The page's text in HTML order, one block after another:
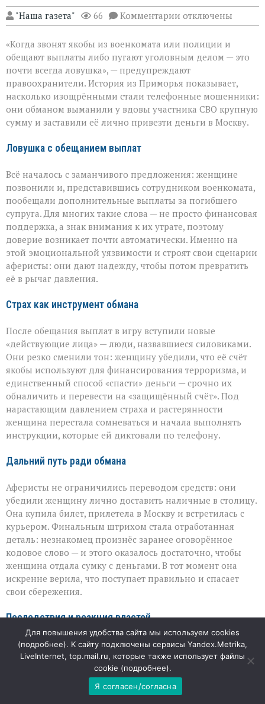
"Наша газета" 66 Комментарии к
записи
сыграли
на
самом
больном»:
вдова
военного
лишилась
миллионов
из‑за
отключены
«Когда звонят якобы из военкомата или полиции и
обещают выплаты либо пугают уголовным делом — это
почти всегда ловушка», — предупреждают
правоохранители. История из Приморья показывает,
насколько изощрёнными стали телефонные мошенники:
они обманом выманили у вдовы участника СВО крупную
сумму и заставили её лично привезти деньги в Москву.
Ловушка с обещанием выплат
Всё началось с заманчивого предложения: женщине
позвонили и, представившись сотрудником военкомата,
пообещали дополнительные выплаты за погибшего
супруга. Для многих такие слова — не просто финансовая
поддержка, а знак внимания к их утрате, поэтому
доверие возникает почти автоматически. Именно на
этой эмоциональной уязвимости и строят свои сценарии
аферисты: они дают надежду, чтобы потом превратить
её в рычаг давления.
Страх как инструмент обмана
После обещания выплат в игру вступили новые
«действующие лица» — люди, назвавшиеся силовиками.
Они резко сменили тон: женщину убедили, что её счёт
якобы используют для финансирования терроризма, и
единственный способ «спасти» деньги — срочно их
обналичить и перевести на «защищённый счёт». Под
нарастающим давлением страха и растерянности
женщина перестала сомневаться и начала выполнять
инструкции, которые ей диктовали по телефону.
Дальний путь ради обмана
Аферисты не ограничились переводом средств: они
убедили женщину лично доставить наличные в столицу.
Она купила билет, прилетела в Москву и встретилась с
курьером. Финальным штрихом стала отработанная
деталь: незнакомец произнёс заранее оговорённое
кодовое слово — и этого оказалось достаточно, чтобы
женщина отдала сумку с деньгами. В тот момент она
искренне верила, что поступает правильно и спасает
свои сбережения.
Последствия и реакция властей
Когда женщина поняла, что стала жертвой обмана, было
уже поздно. Полиция возбудила уголовное дело о
мошенничестве в особо крупном размере, а прокуратура
взяла расследование на контроль. Сейчас главная
задача — найти причастных и разобраться, как
Для повышения удобства сайта мы используем cookies
(подробнее). К сайту подключены сервисы Yandex.Metrika,
LiveInternet, top.mail.ru, которые также использует файлы
cookie (подробнее).
Я согласен/согласна